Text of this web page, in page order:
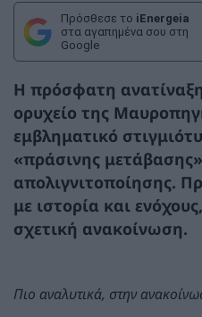
Πρόσθεσε το iEnergeia
στα αγαπημένα σου στη
Google
Η πρόσφατη
ορυχείο της
εμβληματικό
«πράσινης
απολιγνιτοποίησης.
με ιστορία και
σχετική ανακοίνωση.
Πιο αναλυτικά, στην